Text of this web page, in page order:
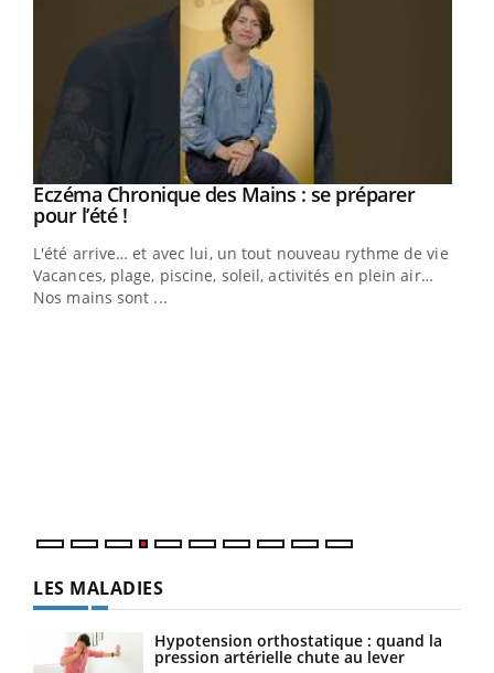
Youtube
Eczéma Chronique des Mains : se préparer
pour l’été !Youtube
L'été arrive… et avec lui, un tout nouveau rythme de vie !
Vacances, plage, piscine, soleil, activités en plein air…
Nos mains sont ...
LES MALADIES
Hypotension orthostatique : quand la
pression artérielle chute au lever